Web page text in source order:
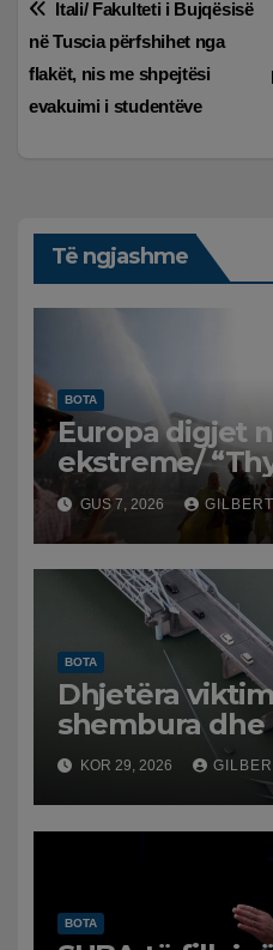
Lëvizje
te
postimet
Itali/ Fakulteti i Bujqësisë
në Tuscia përfshihet nga
flakët, nis me shpejtësi
evakuimi i studentëve
Të ngjashme
BOTA
Europa digjet
ekstreme/
e
viktima nga
GUS 7, 2026
BOTA
Dhjetëra
shembura
dëmtuara!
nga tërmeti i
qindra mijëra
KOR 29, 2026
BOTA